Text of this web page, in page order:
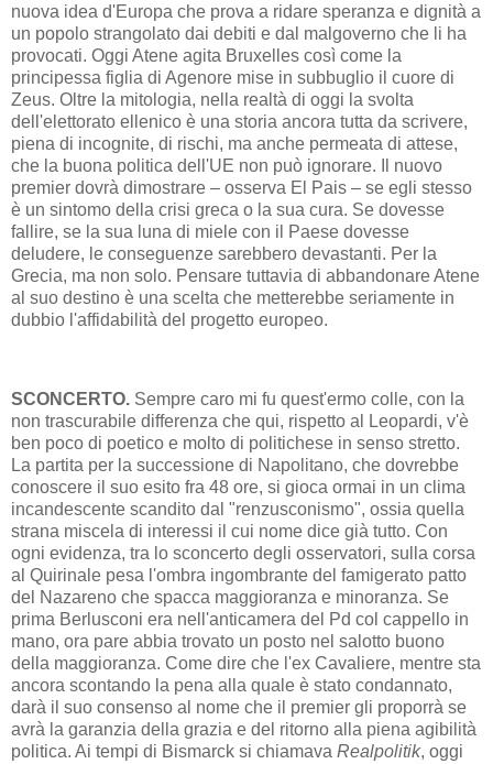
nuova idea d'Europa che prova a ridare speranza e dignità a
un popolo strangolato dai debiti e dal malgoverno che li ha
provocati. Oggi Atene agita Bruxelles così come la
principessa figlia di Agenore mise in subbuglio il cuore di
Zeus. Oltre la mitologia, nella realtà di oggi la svolta
dell'elettorato ellenico è una storia ancora tutta da scrivere,
piena di incognite, di rischi, ma anche permeata di attese,
che la buona politica dell'UE non può ignorare. Il nuovo
premier dovrà dimostrare – osserva El Pais – se egli stesso
è un sintomo della crisi greca o la sua cura. Se dovesse
fallire, se la sua luna di miele con il Paese dovesse
deludere, le conseguenze sarebbero devastanti. Per la
Grecia, ma non solo. Pensare tuttavia di abbandonare Atene
al suo destino è una scelta che metterebbe seriamente in
dubbio l'affidabilità del progetto europeo.
SCONCERTO. Sempre caro mi fu quest'ermo colle, con la
non trascurabile differenza che qui, rispetto al Leopardi, v'è
ben poco di poetico e molto di politichese in senso stretto.
La partita per la successione di Napolitano, che dovrebbe
conoscere il suo esito fra 48 ore, si gioca ormai in un clima
incandescente scandito dal "renzusconismo", ossia quella
strana miscela di interessi il cui nome dice già tutto. Con
ogni evidenza, tra lo sconcerto degli osservatori, sulla corsa
al Quirinale pesa l'ombra ingombrante del famigerato patto
del Nazareno che spacca maggioranza e minoranza. Se
prima Berlusconi era nell'anticamera del Pd col cappello in
mano, ora pare abbia trovato un posto nel salotto buono
della maggioranza. Come dire che l'ex Cavaliere, mentre sta
ancora scontando la pena alla quale è stato condannato,
darà il suo consenso al nome che il premier gli proporrà se
avrà la garanzia della grazia e del ritorno alla piena agibilità
politica. Ai tempi di Bismarck si chiamava Realpolitik, oggi